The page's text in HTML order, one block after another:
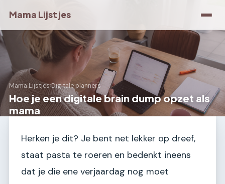
Mama Lijstjes
Mama Lijstjes›Digitale planners
Hoe je een digitale brain dump opzet als
mama
Herken je dit? Je bent net lekker op dreef,
staat pasta te roeren en bedenkt ineens
dat je die ene verjaardag nog moet